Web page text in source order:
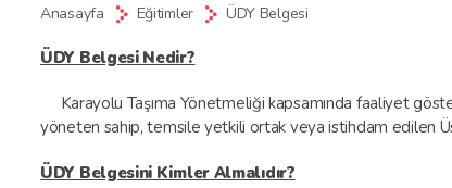
Anasayfa Eğitimler ÜDY Belgesi
ÜDY Belgesi Nedir?
Karayolu Taşıma Yönetmeliği kapsamında faaliyet
yöneten sahip, temsile yetkili ortak veya istihdam edilen
ÜDY Belgesini Kimler Almalıdır?